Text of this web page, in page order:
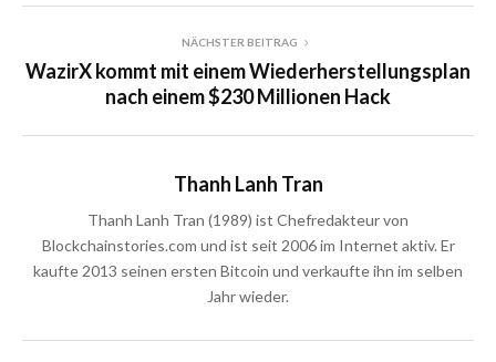
NÄCHSTER BEITRAG
WazirX kommt mit einem Wiederherstellungsplan
nach einem $230 Millionen Hack
Thanh Lanh Tran
Thanh Lanh Tran (1989) ist Chefredakteur von
Blockchainstories.com und ist seit 2006 im Internet aktiv. Er
kaufte 2013 seinen ersten Bitcoin und verkaufte ihn im selben
Jahr wieder.